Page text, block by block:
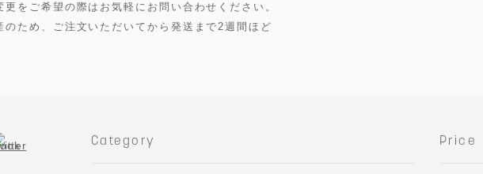
をご希望の際はお気軽にお問い合わせください。
ため、ご注文いただいてから発送まで2週間ほど
Category Price